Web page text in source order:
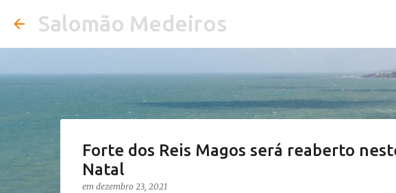
Salomão Medeiros
Forte dos Reis Magos será reaberto
Natal
em dezembro 23, 2021